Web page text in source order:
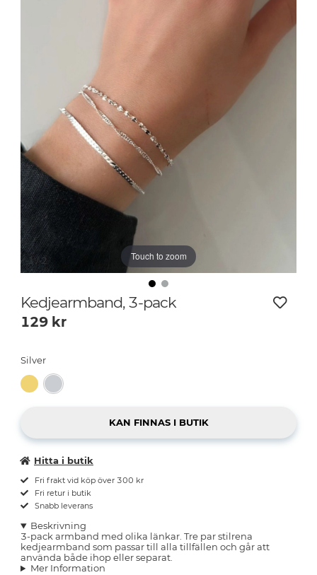
Touch to zoom
1/ 2
Kedjearmband, 3-pack
129 kr
Silver
Hitta i butik
Fri frakt vid köp över 300 kr
Fri retur i butik
Snabb leverans
Beskrivning
3-pack armband med olika länkar. Tre par stilrena
kedjearmband som passar till alla tillfällen och går att
använda både ihop eller separat.
Mer Information